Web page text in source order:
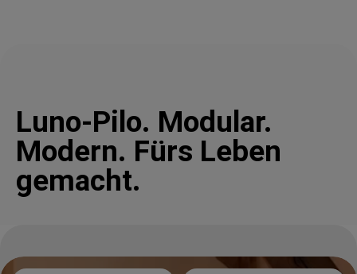
Luno-Pilo. Modular.
Modern. Fürs Leben
gemacht.